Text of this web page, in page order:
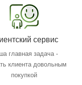
сервис
главная задача -
клиента довольным
покупкой